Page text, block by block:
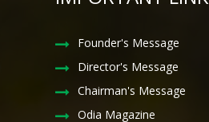
Founder's Message
Director's Message
Chairman's Message
Odia Magazine